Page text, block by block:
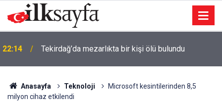
22:14 Tekirdağ’da mezarlıkta bir kişi ölü bulundu
Anasayfa Teknoloji
Microsoft kesintilerinden 8,5
milyon cihaz etkilendi